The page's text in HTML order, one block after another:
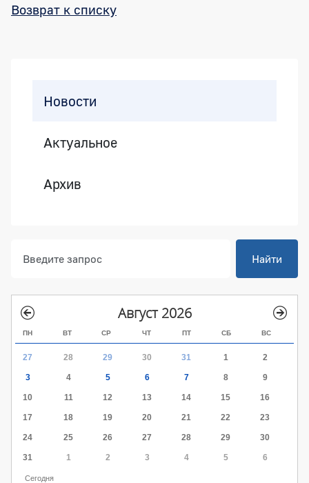
Возврат к списку
Новости
Актуальное
Архив
Найти
Август 2026
ПН ВТ СР ЧТ ПТ СБ ВС
27 28 29 30 31 1 2
3 4 5 6 7 8 9
10 11 12 13 14 15 16
17 18 19 20 21 22 23
24 25 26 27 28 29 30
31 1 2 3 4 5 6
Сегодня